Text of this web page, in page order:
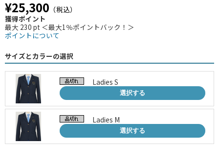
¥25,300 （税込）
獲得ポイント
最大 230 pt ＜最大1％ポイントバック！＞
ポイントについて
サイズとカラーの選択
Ladies S
選択する
Ladies M
選択する